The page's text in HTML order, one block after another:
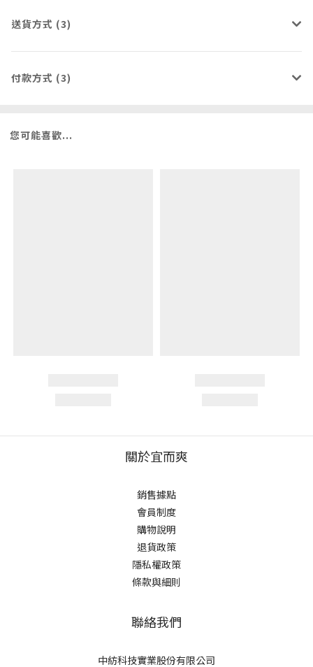
送貨方式 (3)
付款方式 (3)
您可能喜歡...
關於宜而爽
銷售據點
會員制度
購物說明
退貨政策
隱私權政策
條款與細則
聯絡我們
中紡科技實業股份有限公司